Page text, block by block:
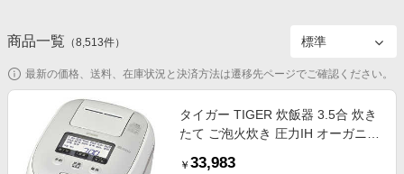
食品・スイーツ・お酒
コスメ・健康・医薬品
キッズ・ベビー用品
家電・PC・スマホ・カメラ
初回購入者限定特典
対象ストア新規限定特典
新着ストアのご紹介
電子書籍特集
楽天ペイ導入ストア
楽天IDでログイン/会員登録
商品一覧 （8,513件）
最新の価格、送料、在庫状況と決済方法は遷移先ページでご確認ください。
タイガー TIGER 炊飯器 3.5合 炊き
たて ご泡火炊き 圧力IH オーガニッ
￥ 33,983